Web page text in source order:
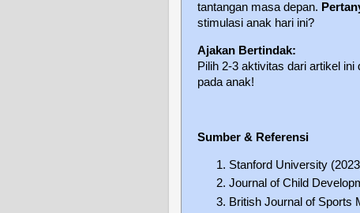
tantangan masa depan.
stimulasi anak hari ini?
Ajakan Bertindak:
Pilih 2-3 aktivitas dari artikel
pada anak!
Sumber & Referensi
Stanford University
Journal of Child
British Journal of Sports